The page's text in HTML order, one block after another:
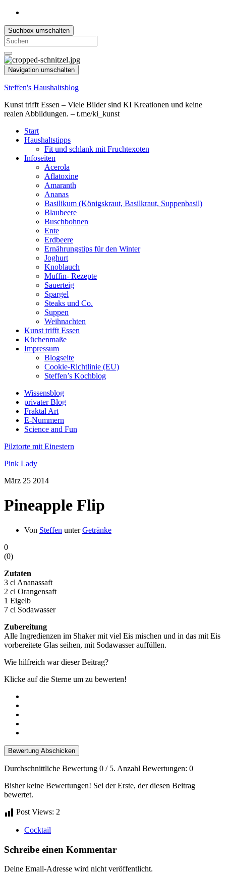
Suchbox umschalten
Search
for:
Navigation umschalten
Steffen's Haushaltsblog
Kunst trifft Essen – Viele Bilder sind KI Kreationen und keine
realen Abbildungen. – t.me/ki_kunst
Start
Haushaltstipps
Fit und schlank mit Fruchtexoten
Infoseiten
Acerola
Aflatoxine
Amaranth
Ananas
Basilikum (Königskraut, Basilkraut, Suppenbasil)
Blaubeere
Buschbohnen
Ente
Erdbeere
Ernährungstips für den Winter
Joghurt
Knoblauch
Muffin- Rezepte
Sauerteig
Spargel
Steaks und Co.
Suppen
Weihnachten
Kunst trifft Essen
Küchenmaße
Impressum
Blogseite
Cookie-Richtlinie (EU)
Steffen’s Kochblog
Wissensblog
privater Blog
Fraktal Art
E-Nummern
Science and Fun
Pilztorte mit Einestern
Pink Lady
März 25 2014
Pineapple Flip
Von Steffen unterGetränke
0
(0)
Zutaten
3 cl Ananassaft
2 cl Orangensaft
1 Eigelb
7 cl Sodawasser
Zubereitung
Alle Ingredienzen im Shaker mit viel Eis mischen und in das mit Eis
vorbereitete Glas seihen, mit Sodawasser auffüllen.
Wie hilfreich war dieser Beitrag?
Klicke auf die Sterne um zu bewerten!
Bewertung Abschicken
Durchschnittliche Bewertung 0 / 5. Anzahl Bewertungen: 0
Bisher keine Bewertungen! Sei der Erste, der diesen Beitrag
bewertet.
Post Views: 2
Cocktail
Schreibe einen Kommentar
Deine Email-Adresse wird nicht veröffentlicht.